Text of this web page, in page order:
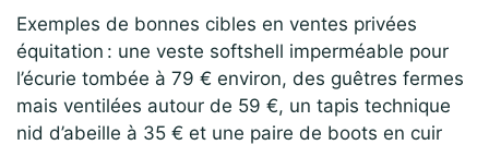
Exemples de bonnes cibles en ventes privées
équitation : une veste softshell imperméable pour
l’écurie tombée à 79 € environ, des guêtres fermes
mais ventilées autour de 59 €, un tapis technique
nid d’abeille à 35 € et une paire de boots en cuir